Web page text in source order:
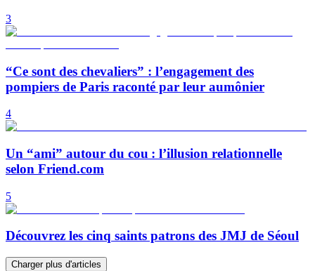
3
“Ce sont des chevaliers” : l’engagement des
pompiers de Paris raconté par leur aumônier
4
Un “ami” autour du cou : l’illusion relationnelle
selon Friend.com
5
Découvrez les cinq saints patrons des JMJ de Séoul
Charger plus d'articles